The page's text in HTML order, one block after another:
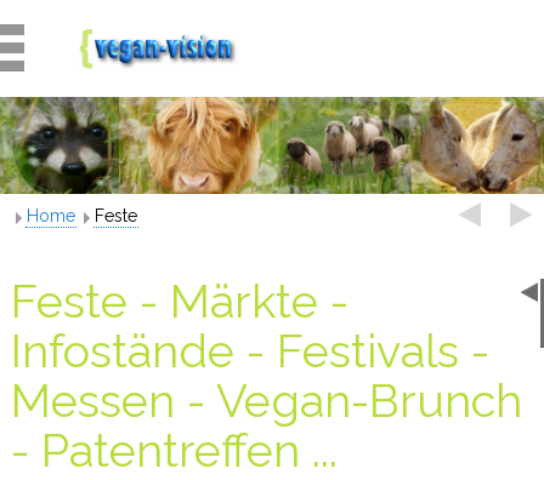
Home Feste
Feste - Märkte -
Infostände - Festivals -
Messen - Vegan-Brunch
- Patentreffen ...